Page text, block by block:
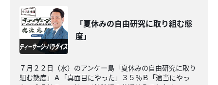
「夏休みの自由研究に取り組む態
度」
７月２２日（水）のアンケー島「夏休みの自由研究に取り
組む態度」Ａ「真面目にやった」３５％Ｂ「適当にやっ